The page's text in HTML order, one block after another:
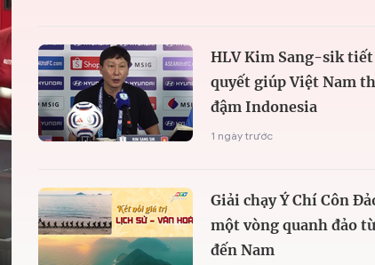
HLV Kim Sang-sik
quyết giúp Việt Nam
đậm Indonesia
1 ngày trước
Giải chạy Ý Chí Côn
một vòng quanh đảo
đến Nam